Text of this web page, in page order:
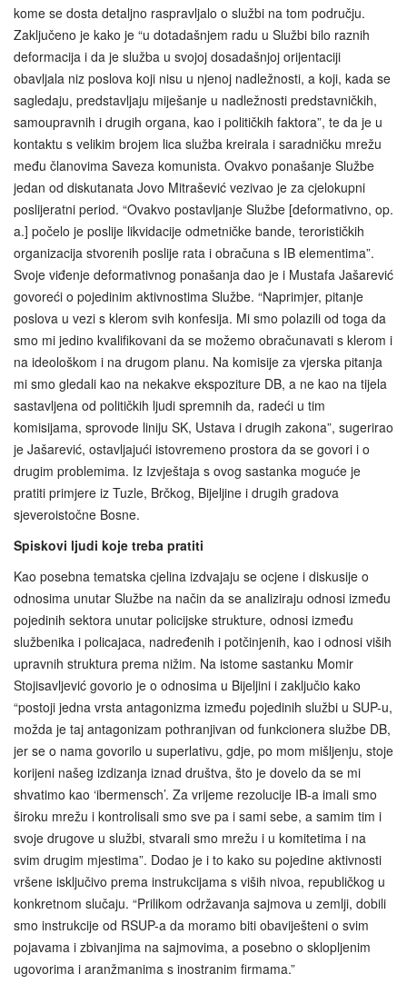
kome se dosta detaljno raspravljalo o službi na tom području.
Zaključeno je kako je “u dotadašnjem radu u Službi bilo raznih
deformacija i da je služba u svojoj dosadašnjoj orijentaciji
obavljala niz poslova koji nisu u njenoj nadležnosti, a koji, kada se
sagledaju, predstavljaju miješanje u nadležnosti predstavničkih,
samoupravnih i drugih organa, kao i političkih faktora”, te da je u
kontaktu s velikim brojem lica služba kreirala i saradničku mrežu
među članovima Saveza komunista. Ovakvo ponašanje Službe
jedan od diskutanata Jovo Mitrašević vezivao je za cjelokupni
poslijeratni period. “Ovakvo postavljanje Službe [deformativno, op.
a.] počelo je poslije likvidacije odmetničke bande, terorističkih
organizacija stvorenih poslije rata i obračuna s IB elementima”.
Svoje viđenje deformativnog ponašanja dao je i Mustafa Jašarević
govoreći o pojedinim aktivnostima Službe. “Naprimjer, pitanje
poslova u vezi s klerom svih konfesija. Mi smo polazili od toga da
smo mi jedino kvalifikovani da se možemo obračunavati s klerom i
na ideološkom i na drugom planu. Na komisije za vjerska pitanja
mi smo gledali kao na nekakve ekspoziture DB, a ne kao na tijela
sastavljena od političkih ljudi spremnih da, radeći u tim
komisijama, sprovode liniju SK, Ustava i drugih zakona”, sugerirao
je Jašarević, ostavljajući istovremeno prostora da se govori i o
drugim problemima. Iz Izvještaja s ovog sastanka moguće je
pratiti primjere iz Tuzle, Brčkog, Bijeljine i drugih gradova
sjeveroistočne Bosne.
Spiskovi ljudi koje treba pratiti
Kao posebna tematska cjelina izdvajaju se ocjene i diskusije o
odnosima unutar Službe na način da se analiziraju odnosi između
pojedinih sektora unutar policijske strukture, odnosi između
službenika i policajaca, nadređenih i potčinjenih, kao i odnosi viših
upravnih struktura prema nižim. Na istome sastanku Momir
Stojisavljević govorio je o odnosima u Bijeljini i zaključio kako
“postoji jedna vrsta antagonizma između pojedinih službi u SUP-u,
možda je taj antagonizam pothranjivan od funkcionera službe DB,
jer se o nama govorilo u superlativu, gdje, po mom mišljenju, stoje
korijeni našeg izdizanja iznad društva, što je dovelo da se mi
shvatimo kao ‘ibermensch’. Za vrijeme rezolucije IB-a imali smo
široku mrežu i kontrolisali smo sve pa i sami sebe, a samim tim i
svoje drugove u službi, stvarali smo mrežu i u komitetima i na
svim drugim mjestima”. Dodao je i to kako su pojedine aktivnosti
vršene isključivo prema instrukcijama s viših nivoa, republičkog u
konkretnom slučaju. “Prilikom održavanja sajmova u zemlji, dobili
smo instrukcije od RSUP-a da moramo biti obaviješteni o svim
pojavama i zbivanjima na sajmovima, a posebno o sklopljenim
ugovorima i aranžmanima s inostranim firmama.”